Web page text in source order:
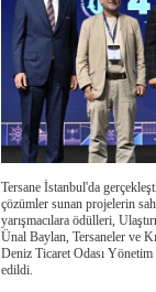
Tersane İstanbul'da
çözümler sunan projelerin
yarışmacılara ödülleri,
Ünal Baylan, Tersaneler ve
Deniz Ticaret Odası
edildi.